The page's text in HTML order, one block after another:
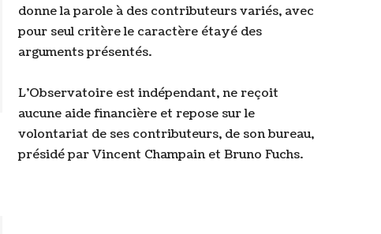
donne la parole à des contributeurs variés, avec
pour seul critère le caractère étayé des
arguments présentés.
L’Observatoire est indépendant, ne reçoit
aucune aide financière et repose sur le
volontariat de ses contributeurs, de son bureau,
présidé par Vincent Champain et Bruno Fuchs.